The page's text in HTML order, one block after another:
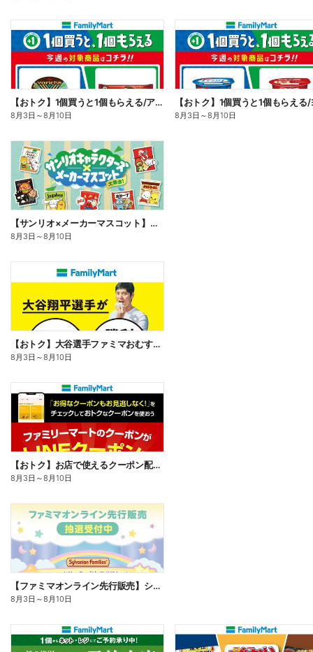
【おトク】1個買うと1個もらえる/アイス
8月3日 ～8月10日 8月3日 ～8月10日
【サンリオ×メーカーマスコット】オリジナルグッズ貰える!
8月3日 ～8月10日
【おトク】大谷選手ファミマおむすび割
8月3日 ～8月10日
【おトク】お店で使えるクーポン配信中
8月3日 ～8月10日
【ファミマオンライン先行販売】シルバニアファミリー
8月3日 ～8月10日